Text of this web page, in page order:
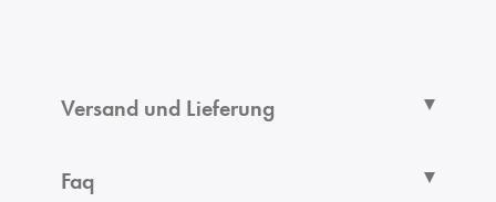
Versand und Lieferung
Faq